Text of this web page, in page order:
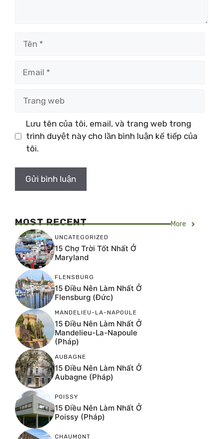
web
Lưu tên của tôi, email, và trang web trong
trình duyệt này cho lần bình luận kế tiếp của
tôi.
MOST RECENT More
UNCATEGORIZED
15 Chợ Trời Tốt Nhất Ở
Maryland
FLENSBURG
15 Điều Nên Làm Nhất Ở
Flensburg (Đức)
MANDELIEU-LA-NAPOULE
15 Điều Nên Làm Nhất Ở
Mandelieu-La-Napoule
(Pháp)
AUBAGNE
15 Điều Nên Làm Nhất Ở
Aubagne (Pháp)
POISSY
15 Điều Nên Làm Nhất Ở
Poissy (Pháp)
CHAUMONT